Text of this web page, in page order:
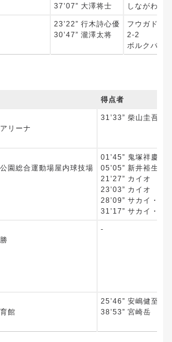
37’07” 大澤将士
しながわシ
23’22” 行木詩心優
30’47” 瀧澤太将
フウガドー
2-2
ボルクバレ
得点者
リーナ
31’33” 柴山圭吾
園総合運動場屋内球技場
01’45” 鬼塚祥慶
05’05” 新井裕生
21’27” カイオ
23’03” カイオ
28’09” サカイ・ダ
31’17” サカイ・ダ
‐
館
25’46” 安嶋健至
38’53” 宮崎岳